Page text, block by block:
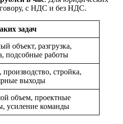
с НДС и без НДС.
задач
объект, разгрузка,
подсобные работы
производство, стройка,
выходы
объем, проектные
усиление команды